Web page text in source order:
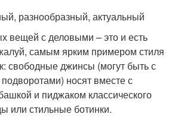
разнообразный, актуальный
вещей с деловыми – это и есть
самым ярким примером стиля
свободные джинсы (могут быть с
носят вместе с
и пиджаком классического
или стильные ботинки.